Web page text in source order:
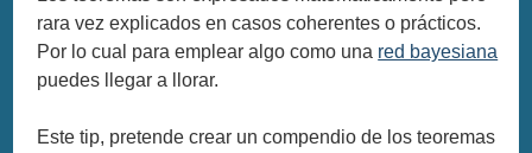
rara vez explicados en casos coherentes o prácticos.
Por lo cual para emplear algo como una red bayesiana
puedes llegar a llorar.
Este tip, pretende crear un compendio de los teoremas